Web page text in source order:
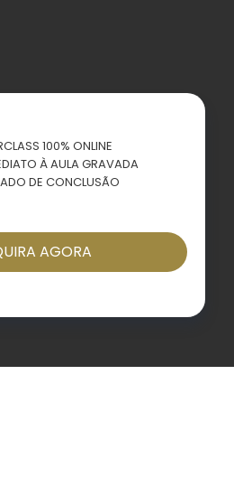
100% ONLINE
À AULA GRAVADA
DE CONCLUSÃO
AGORA